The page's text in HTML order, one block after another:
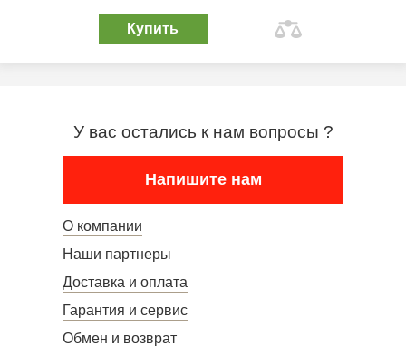
Купить
У вас остались к нам вопросы ?
Напишите нам
О компании
Наши партнеры
Доставка и оплата
Гарантия и сервис
Обмен и возврат